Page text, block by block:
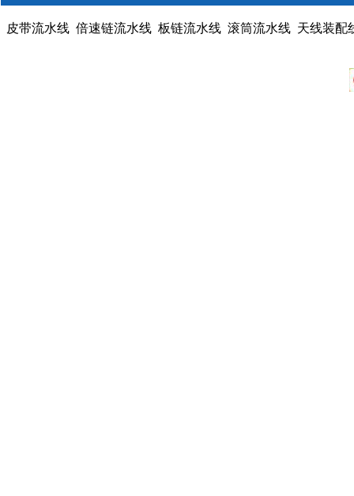
皮带流水线 倍速链流水线 板链流水线 滚筒流水线 天线装配